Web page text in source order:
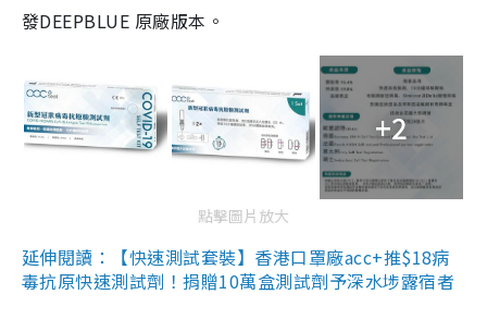
發DEEPBLUE 原廠版本。
+2
點擊圖片放大
延伸閱讀：【快速測試套裝】香港口罩廠acc+推$18病
毒抗原快速測試劑！捐贈10萬盒測試劑予深水埗露宿者